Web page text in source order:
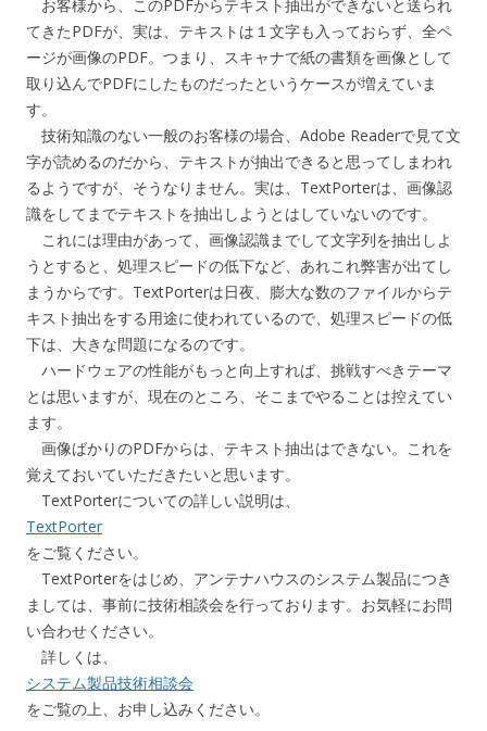
お客様から、このPDFからテキスト抽出ができないと送られ
てきたPDFが、実は、テキストは１文字も入っておらず、全ペ
ージが画像のPDF。つまり、スキャナで紙の書類を画像として
取り込んでPDFにしたものだったというケースが増えていま
す。
技術知識のない一般のお客様の場合、Adobe Readerで見て文
字が読めるのだから、テキストが抽出できると思ってしまわれ
るようですが、そうなりません。実は、TextPorterは、画像認
識をしてまでテキストを抽出しようとはしていないのです。
これには理由があって、画像認識までして文字列を抽出しよ
うとすると、処理スピードの低下など、あれこれ弊害が出てし
まうからです。TextPorterは日夜、膨大な数のファイルからテ
キスト抽出をする用途に使われているので、処理スピードの低
下は、大きな問題になるのです。
ハードウェアの性能がもっと向上すれば、挑戦すべきテーマ
とは思いますが、現在のところ、そこまでやることは控えてい
ます。
画像ばかりのPDFからは、テキスト抽出はできない。これを
覚えておいていただきたいと思います。
TextPorterについての詳しい説明は、
TextPorter
をご覧ください。
TextPorterをはじめ、アンテナハウスのシステム製品につき
ましては、事前に技術相談会を行っております。お気軽にお問
い合わせください。
詳しくは、
システム製品技術相談会
をご覧の上、お申し込みください。